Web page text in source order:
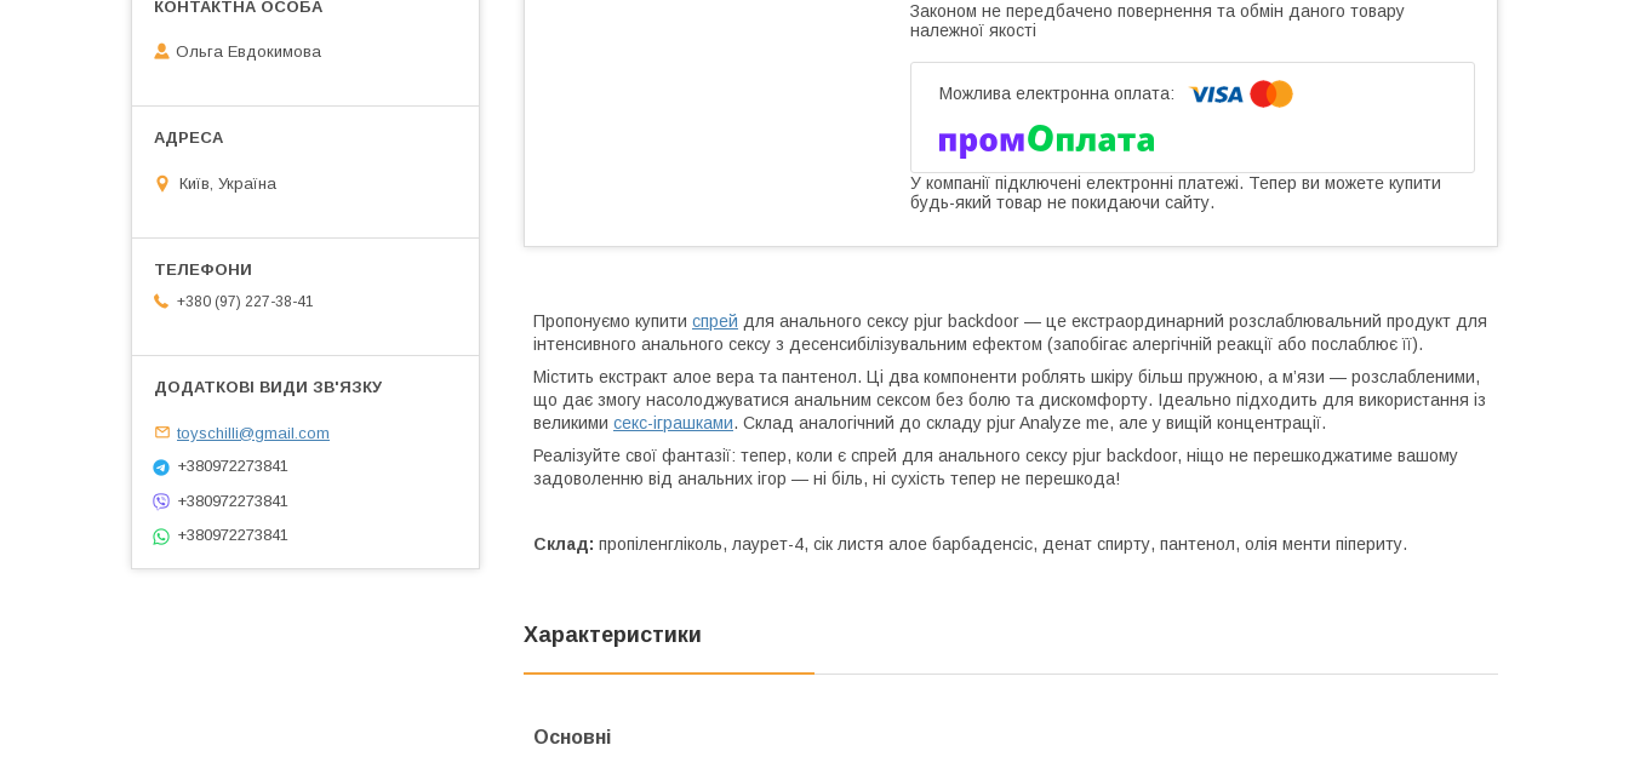
Законом не передбачено повернення та обмін даного товару
належної якості
У компанії підключені електронні платежі. Тепер ви можете купити
будь-який товар не покидаючи сайту.
Пропонуємо купити спрей для анального сексу pjur backdoor — це екстраординарний розслаблювальний продукт для
інтенсивного анального сексу з десенсибілізувальним ефектом (запобігає алергічній реакції або послаблює її).
Містить екстракт алое вера та пантенол. Ці два компоненти роблять шкіру більш пружною, а м’язи — розслабленими,
що дає змогу насолоджуватися анальним сексом без болю та дискомфорту. Ідеально підходить для використання із
великими секс-іграшками. Склад аналогічний до складу pjur Analyze me, але у вищій концентрації.
Реалізуйте свої фантазії: тепер, коли є спрей для анального сексу pjur backdoor, ніщо не перешкоджатиме вашому
задоволенню від анальних ігор — ні біль, ні сухість тепер не перешкода!
Склад: пропіленгліколь, лаурет-4, сік листя алое барбаденсіс, денат спирту, пантенол, олія менти піпериту.
Характеристики
Основні
Ольга Евдокимова
Київ, Україна
+380 (97) 227-38-41
toyschilli@gmail.com
+380972273841
+380972273841
+380972273841